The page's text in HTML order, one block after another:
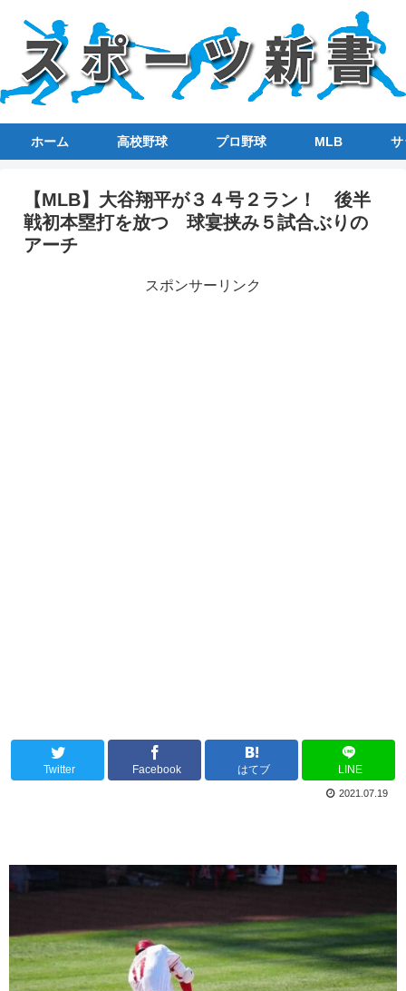
ホーム 高校野球 プロ野球 MLB サ
【MLB】大谷翔平が３４号２ラン！ 後半
戦初本塁打を放つ 球宴挟み５試合ぶりの
アーチ
スポンサーリンク
Twitter Facebook はてブ LINE
2021.07.19